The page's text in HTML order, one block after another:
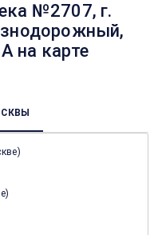
№2707, г.
на карте
)
)